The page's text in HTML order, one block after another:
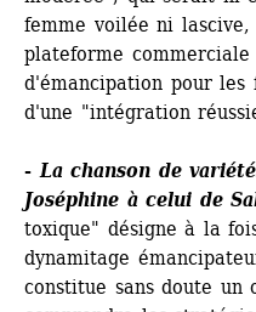
femme voilée ni
plateforme
d'émancipation pour les
d'une "intégration
- La chanson de
Joséphine à celui de
toxique" désigne à la
dynamitage
constitue sans doute un